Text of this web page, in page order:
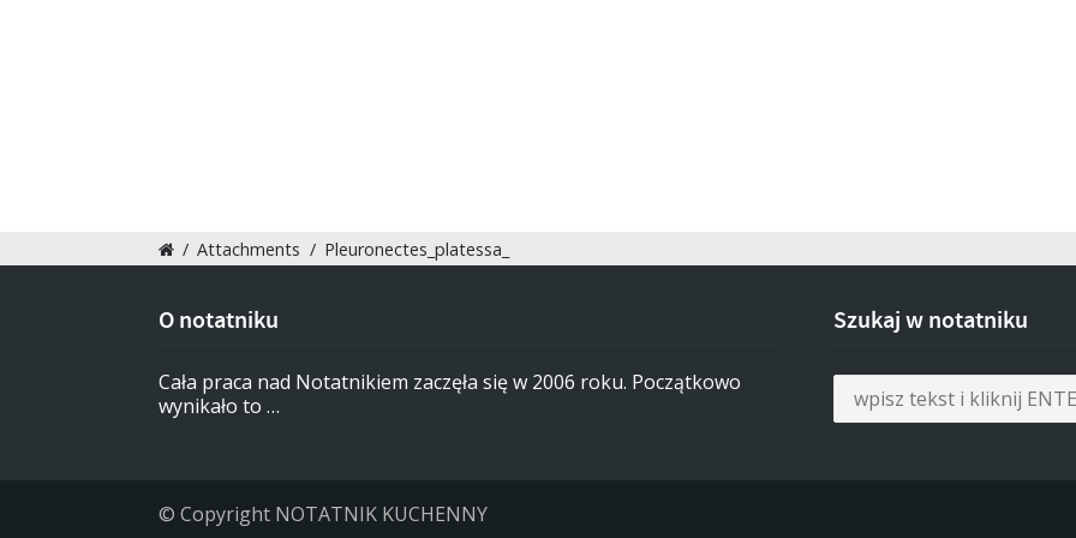
/ Attachments / Pleuronectes_platessa_
O notatniku
Cała praca nad Notatnikiem zaczęła się w 2006 roku. Początkowo
wynikało to …
Szukaj w notatniku
© Copyright NOTATNIK KUCHENNY